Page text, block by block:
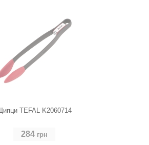
Щипци TEFAL K2060714
284 грн